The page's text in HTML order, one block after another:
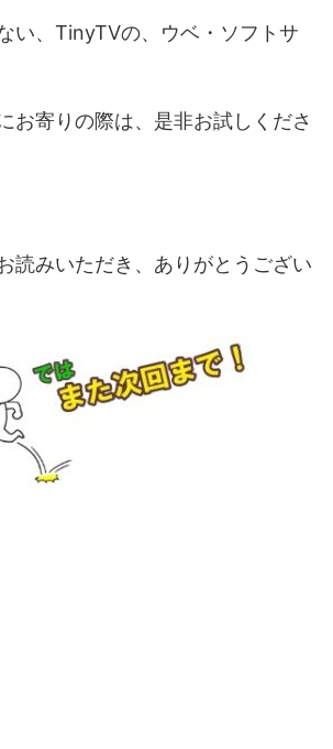
い、TinyTVの、ウベ・ソフトサ
お寄りの際は、是非お試しくださ
読みいただき、ありがとうござい